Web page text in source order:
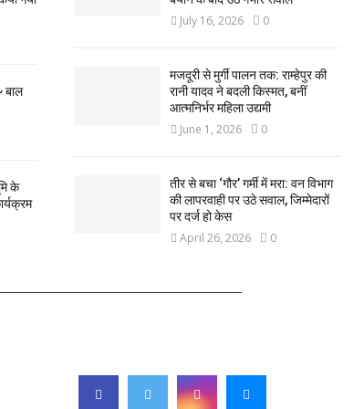
बाल
के
July 16, 2026 0
मजदूरी से मुर्गी पालन तक: राम्हेपुर की
रानी यादव ने बदली किस्मत, बनीं
आत्मनिर्भर महिला उद्यमी
June 1, 2026 0
तीर से बचा ‘गौर’ गर्मी में मरा: वन विभाग
की लापरवाही पर उठे सवाल, जिम्मेदारों
पर दर्ज हो केस
April 26, 2026 0